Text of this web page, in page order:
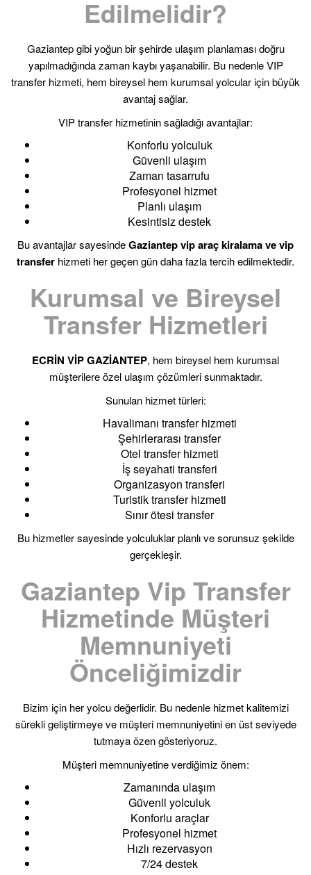
Edilmelidir?
Gaziantep gibi yoğun bir şehirde ulaşım planlaması doğru
yapılmadığında zaman kaybı yaşanabilir. Bu nedenle VIP
transfer hizmeti, hem bireysel hem kurumsal yolcular için büyük
avantaj sağlar.
VIP transfer hizmetinin sağladığı avantajlar:
Konforlu yolculuk
Güvenli ulaşım
Zaman tasarrufu
Profesyonel hizmet
Planlı ulaşım
Kesintisiz destek
Bu avantajlar sayesindeGaziantep vip araç kiralama ve vip
transfer hizmeti her geçen gün daha fazla tercih edilmektedir.
Kurumsal ve Bireysel
Transfer Hizmetleri
ECRİN VİP GAZİANTEP, hem bireysel hem kurumsal
müşterilere özel ulaşım çözümleri sunmaktadır.
Sunulan hizmet türleri:
Havalimanı transfer hizmeti
Şehirlerarası transfer
Otel transfer hizmeti
İş seyahati transferi
Organizasyon transferi
Turistik transfer hizmeti
Sınır ötesi transfer
Bu hizmetler sayesinde yolculuklar planlı ve sorunsuz şekilde
gerçekleşir.
Gaziantep Vip Transfer
Hizmetinde Müşteri
Memnuniyeti
Önceliğimizdir
Bizim için her yolcu değerlidir. Bu nedenle hizmet kalitemizi
sürekli geliştirmeye ve müşteri memnuniyetini en üst seviyede
tutmaya özen gösteriyoruz.
Müşteri memnuniyetine verdiğimiz önem:
Zamanında ulaşım
Güvenli yolculuk
Konforlu araçlar
Profesyonel hizmet
Hızlı rezervasyon
7/24 destek